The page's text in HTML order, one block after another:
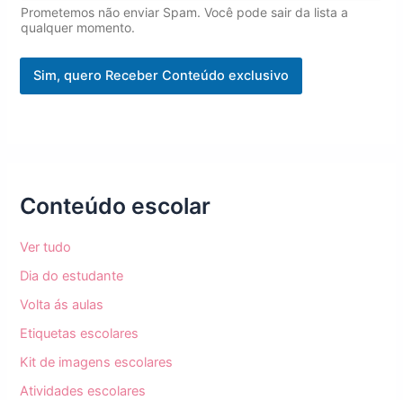
l
N
m
Prometemos não enviar Spam. Você pode sair da lista a
qualquer momento.
Sim, quero Receber Conteúdo exclusivo
Conteúdo escolar
Ver tudo
Dia do estudante
Volta ás aulas
Etiquetas escolares
Kit de imagens escolares
Atividades escolares